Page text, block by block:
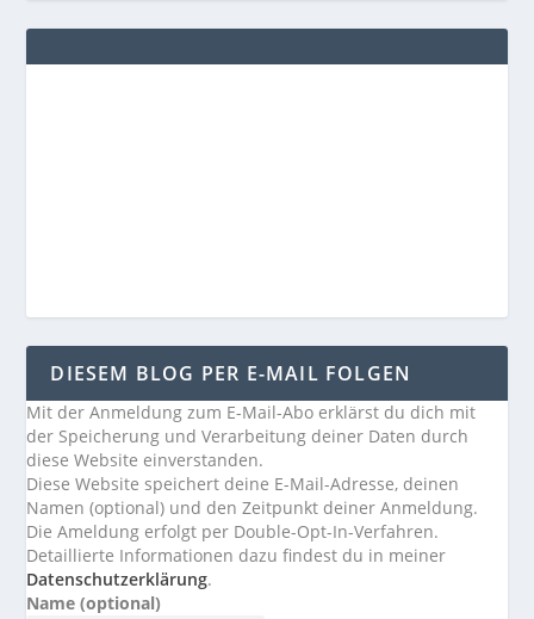
DIESEM BLOG PER E-MAIL FOLGEN
Mit der Anmeldung zum E-Mail-Abo erklärst du dich mit
der Speicherung und Verarbeitung deiner Daten durch
diese Website einverstanden.
Diese Website speichert deine E-Mail-Adresse, deinen
Namen (optional) und den Zeitpunkt deiner Anmeldung.
Die Ameldung erfolgt per Double-Opt-In-Verfahren.
Detaillierte Informationen dazu findest du in meiner
Datenschutzerklärung.
Name (optional)